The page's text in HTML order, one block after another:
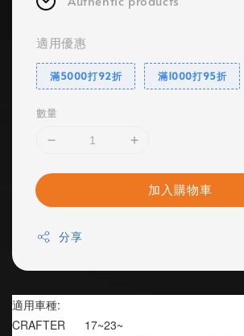
適用優惠
滿5000打92折 滿1000打95折
數量
加入購物車
分享
適用車種:
CRAFTER      17~23~